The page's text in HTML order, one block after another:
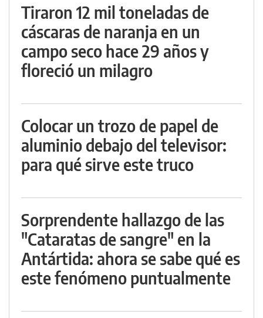
Tiraron 12 mil toneladas de
cáscaras de naranja en un
campo seco hace 29 años y
floreció un milagro
Colocar un trozo de papel de
aluminio debajo del televisor:
para qué sirve este truco
Sorprendente hallazgo de las
"Cataratas de sangre" en la
Antártida: ahora se sabe qué es
este fenómeno puntualmente